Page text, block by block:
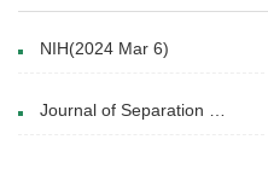
NIH(2024 Mar 6)
Journal of Separation Science(22 January 2019)